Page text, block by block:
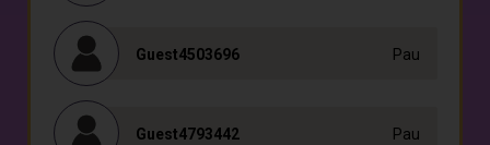
Guest4503696 Pau
Guest4793442 Pau